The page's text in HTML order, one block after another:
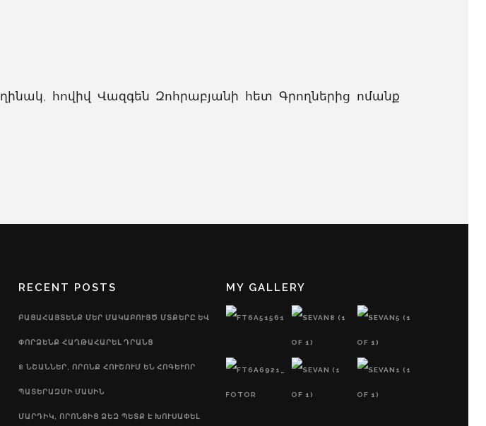
հովիվ Վազգեն Զոհրաբյանի հետ Գրողներից ոմանք
RECENT POSTS
ԲԱՑԱՀԱՅՏԵՆՔ ՄԵՐ ՄԱԿԱԲՈՒՅԾ ՄՏՔԵՐԸ ԵՎ
ՓՈՐՁԵՆՔ ՀԱՂԹԱՀԱՐԵԼ ԴՐԱՆՑ
8 ՆՇԱՆՆԵՐ, ՈՐՈՆՔ ՀՈՒՇՈՒՄ ԵՆ ՀՈԳԵՒՈՐ Պ
ԱՏԵՐԱԶՄԻ ՄԱՍԻՆ
ՄԱՐԴԻԿ, ՈՐՈՆՑԻՑ ՁԵԶ ՊԵՏՔ Է ԽՈՒՍԱՓԵԼ
MY GALLERY